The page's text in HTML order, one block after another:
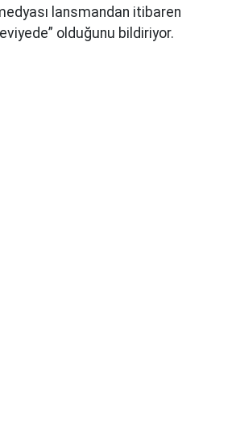
lansmandan itibaren
olduğunu bildiriyor.